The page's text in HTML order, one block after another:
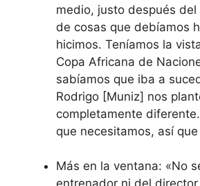
medio, justo después
de cosas que debíamos
hicimos. Teníamos la
Copa Africana de
sabíamos que iba a
Rodrigo [Muniz] nos
completamente
que necesitamos, así
Más en la ventana: «No
entrenador ni del